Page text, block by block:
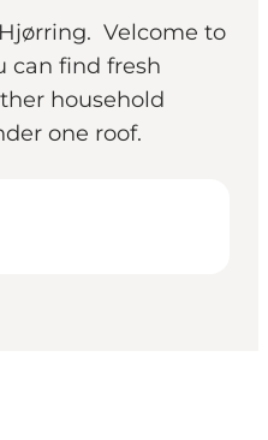
Velcome to
can find fresh
household
one roof.